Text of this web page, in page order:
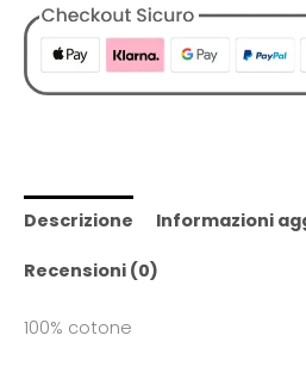
Descrizione Informazioni
Recensioni (0)
100% cotone